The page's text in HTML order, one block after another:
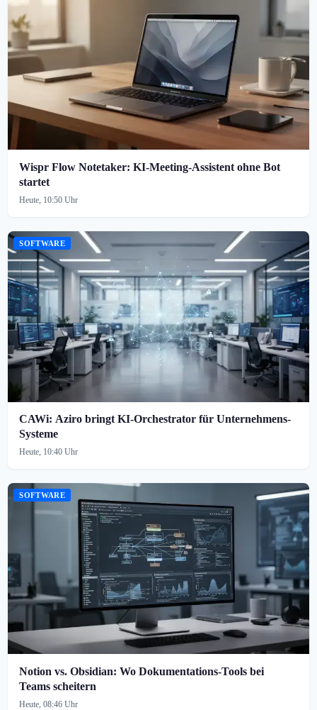
Wispr Flow Notetaker: KI-Meeting-Assistent ohne Bot
startet
Heute, 10:50 Uhr
SOFTWARE
CAWi: Aziro bringt KI-Orchestrator für Unternehmens-
Systeme
Heute, 10:40 Uhr
SOFTWARE
Notion vs. Obsidian: Wo Dokumentations-Tools bei
Teams scheitern
Heute, 08:46 Uhr